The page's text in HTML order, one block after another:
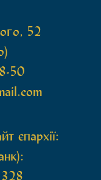
52
50
єпархії: